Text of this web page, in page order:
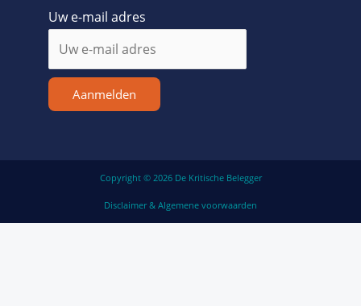
Uw e-mail adres
Aanmelden
Copyright © 2026 De Kritische Belegger
Disclaimer & Algemene voorwaarden